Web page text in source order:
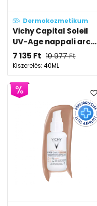
Dermokozmetikum
Vichy Capital Soleil
UV-Age nappali arc...
7 135 Ft 10 977Ft
Kiszerelés: 40ML